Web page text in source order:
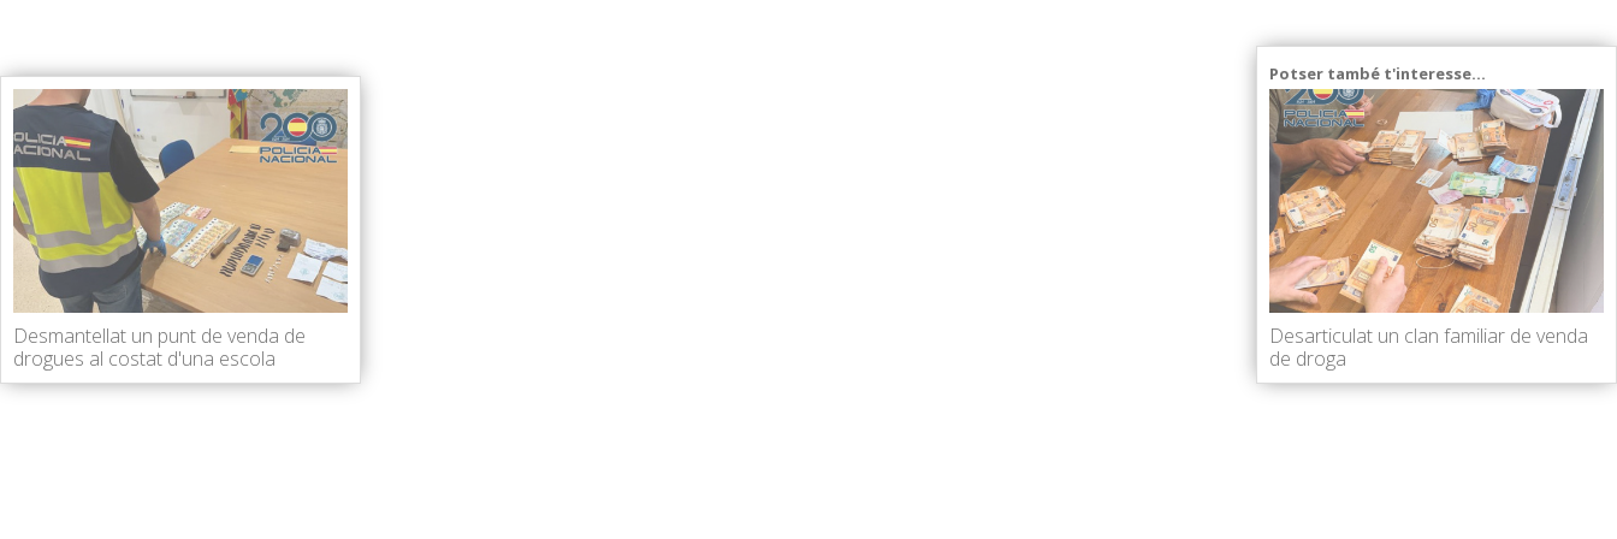
Desmantellat un punt de venda de
drogues al costat d'una escola
Potser també t'interesse...
Desarticulat un clan familiar de venda
de droga